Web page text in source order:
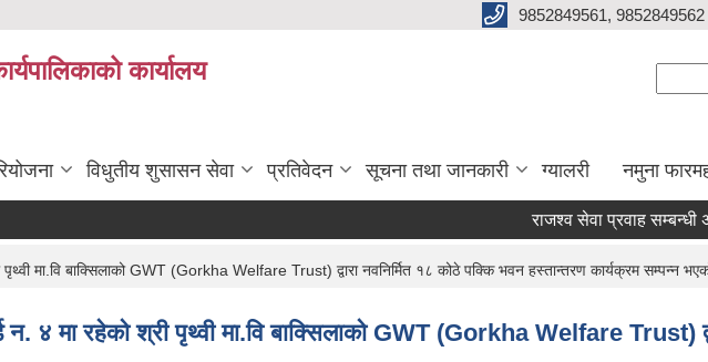
9852849561, 9852849562
कार्यालय
विधुतीय शुसासन सेवा प्रतिवेदन सूचना तथा जानकारी ग्यालरी नमुना
राजश्व सेवा प्रवाह सम्बन्धी
मा.वि बाक्सिलाको GWT (Gorkha Welfare Trust) द्वारा नवनिर्मित १८ कोठे पक्कि भवन हस्तान्तरण कार्यक्रम सम्पन्न
४ मा रहेको श्री पृथ्वी मा.वि बाक्सिलाको GWT (Gorkha Welfare Trust)